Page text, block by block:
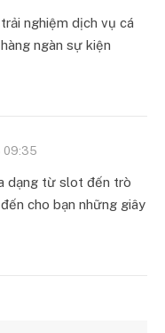
trải nghiệm dịch vụ cá
ngàn sự kiện
09:35
dạng từ slot đến trò
cho bạn những giây